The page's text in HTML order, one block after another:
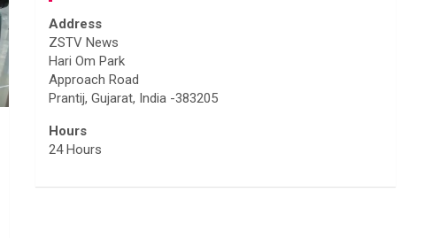
Address
ZSTV News
Hari Om Park
Approach Road
Prantij, Gujarat, India -383205
Hours
24 Hours